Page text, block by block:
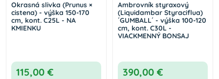
Okrasná slivka (Prunus ×
cistena) - výška 150-170
cm, kont. C25L - NA
KMIENKU
115,00 €
Ambrovník styraxový
(Liquidambar Styraciflua)
´GUMBALL´ - výška 100-120
cm, kont. C30L -
VIACKMENNÝ BONSAJ
390,00 €